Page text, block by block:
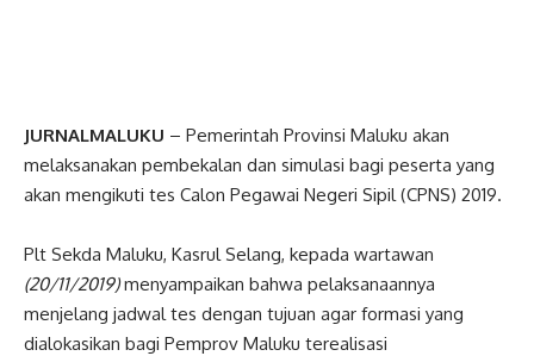
JURNALMALUKU – Pemerintah Provinsi Maluku akan
melaksanakan pembekalan dan simulasi bagi peserta yang
akan mengikuti tes Calon Pegawai Negeri Sipil (CPNS) 2019.
Plt Sekda Maluku, Kasrul Selang, kepada wartawan
(20/11/2019)menyampaikan bahwa pelaksanaannya
menjelang jadwal tes dengan tujuan agar formasi yang
dialokasikan bagi Pemprov Maluku terealisasi